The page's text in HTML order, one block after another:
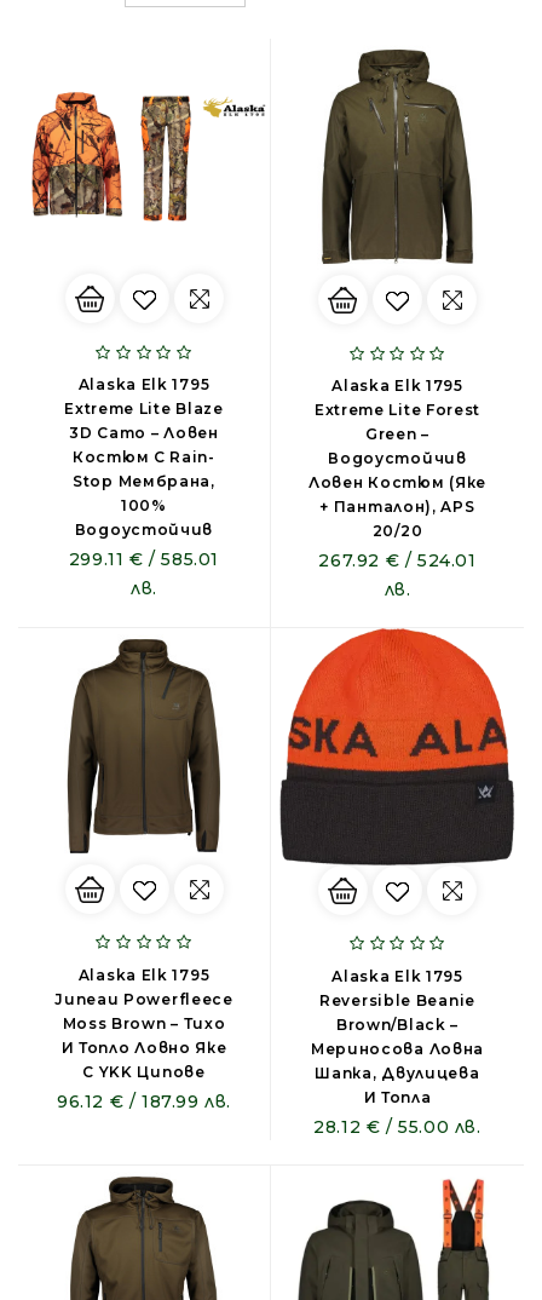
Alaska Elk 1795
Extreme Lite Blaze
3D Camo – Ловен
Костюм С Rain-
Stop Мембрана,
100%
Водоустойчив
299.11 € / 585.01
лв.
Alaska Elk 1795
Extreme Lite Forest
Green –
Водоустойчив
Ловен Костюм (яке
+ Панталон), APS
20/20
267.92 € / 524.01
лв.
Alaska Elk 1795
Juneau Powerfleece
Moss Brown – Тихо
И Топло Ловно Яке
С YKK Ципове
96.12 € / 187.99 лв.
Alaska Elk 1795
Reversible Beanie
Brown/Black –
Мериносова Ловна
Шапка, Двулицева
И Топла
28.12 € / 55.00 лв.